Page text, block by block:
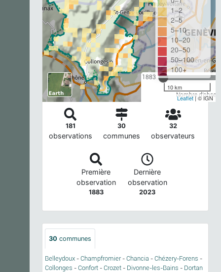
1883
Nombre
1–2
2–5
5–10
10–20
20–50
50–100
100+
10 km
Leaflet| © IGN
181
observations
30
communes
32
observateurs
Première
observation
1883
Dernière
observation
2023
30 communes
Belleydoux - Champfromier- Chancia - Chézery-Forens -
Collonges - Confort - Crozet - Divonne-les-Bains - Dortan